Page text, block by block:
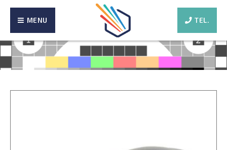
TEL.
MENU